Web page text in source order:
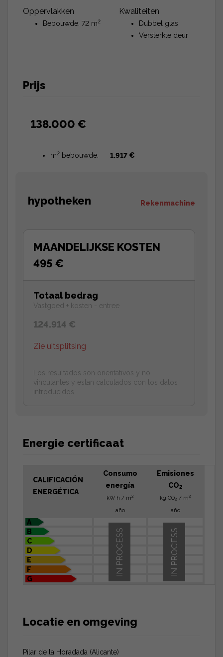
Oppervlakken
Bebouwde: 72 m2
Kwaliteiten
Dubbel glas
Versterkte deur
Prijs
138.000 €
m2 bebouwde: 1.917 €
hypotheken Rekenmachine
MAANDELIJKSE KOSTEN
495 €
Totaal bedrag
Vastgoed + kosten - entree
124.914 €
Zie uitsplitsing
Los resultados son orientativos y no
vinculantes y estan calculados con los datos
introducidos.
Energie certificaat
CALIFICACIÓN
ENERGÉTICA
Consumo
energía
kW h / m2
año
Emisiones
CO2
kg CO2 / m2
año
A
B
C
D
E
F
G
IN PROCESS
IN PROCESS
Locatie en omgeving
Pilar de la Horadada (Alicante)